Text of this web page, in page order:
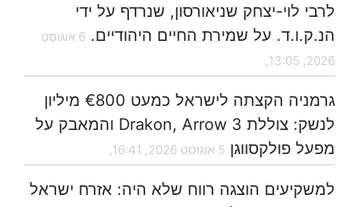
לרבי לוי-יצחק שניאורסון, שנרדף על ידי
הנ.ק.ו.ד. על שמירת החיים היהודיים.
6 אוגוסט
2026, 13:05,
גרמניה הקצתה לישראל כמעט €800 מיליון
לנשק: צוללת Drakon, Arrow 3 והמאבק על
מפעל פולקסווגן 5 אוגוסט 2026, 16:41,
למשקיעים הוצגה רווח שלא היה: אזרח ישראל